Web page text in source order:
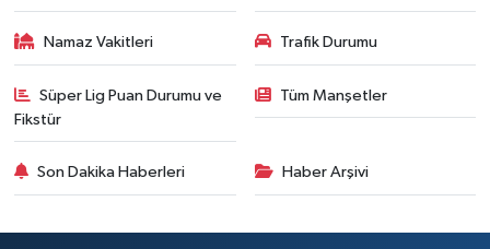
Namaz Vakitleri Trafik Durumu
Süper Lig Puan Durumu ve
Fikstür
Tüm Manşetler
Son Dakika Haberleri Haber Arşivi